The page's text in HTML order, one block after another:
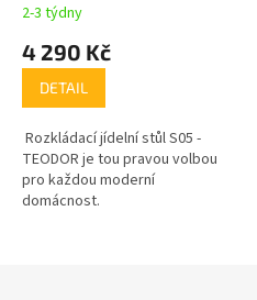
2-3 týdny
4 290 Kč
DETAIL
Rozkládací jídelní stůl S05 -
TEODOR je tou pravou volbou
pro každou moderní
domácnost.